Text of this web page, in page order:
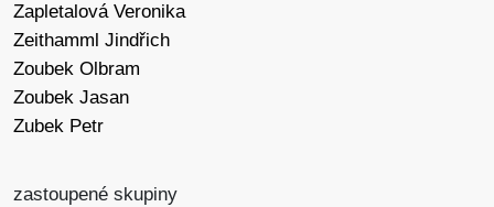
Zapletalová Veronika
Zeithamml Jindřich
Zoubek Olbram
Zoubek Jasan
Zubek Petr
zastoupené skupiny